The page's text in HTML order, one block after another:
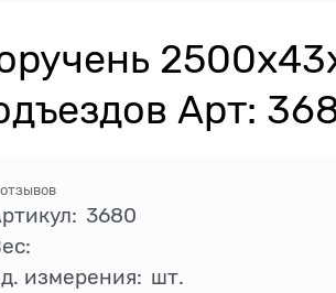
Арт:
3680
измерения: шт.